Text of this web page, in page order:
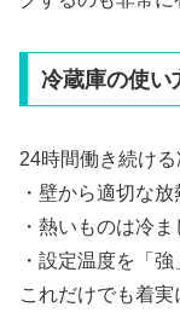
冷蔵庫の使い
24時間働き続ける
・壁から適切な
・熱いものは冷
・設定温度を「
これだけでも着実